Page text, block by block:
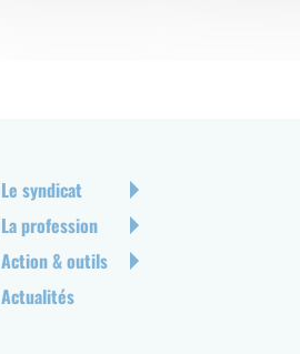
Navigation
Le syndicat
La profession
Action & outils
Actualités